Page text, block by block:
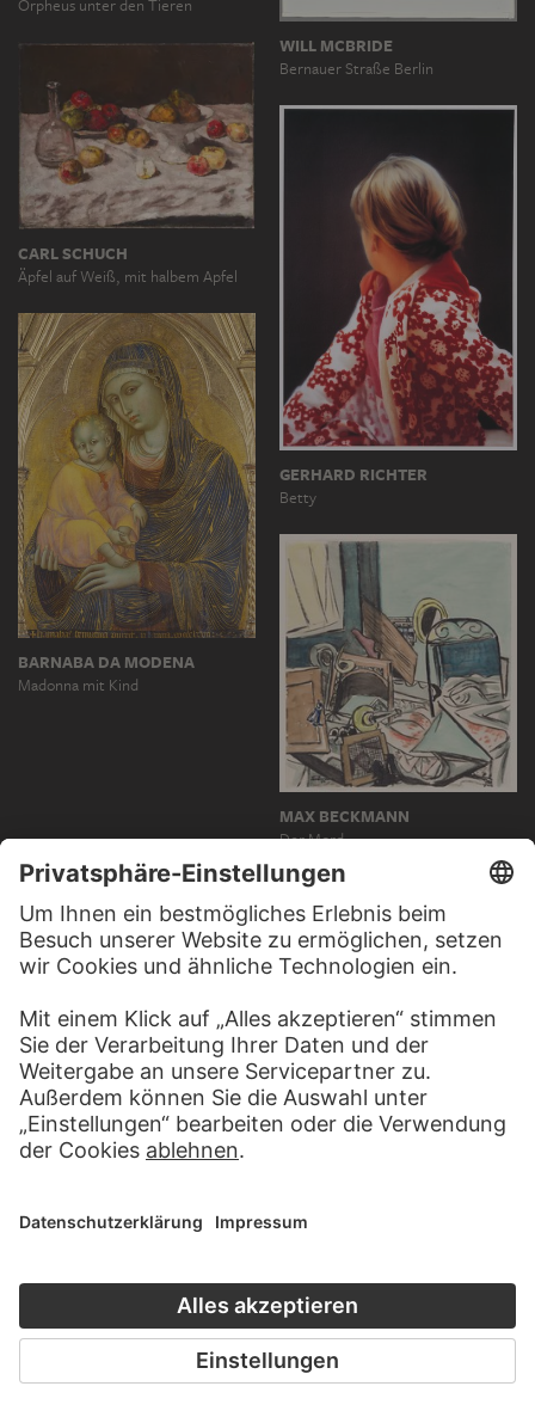
Orpheus unter den Tieren
WILL MCBRIDE
Bernauer Straße Berlin
CARL SCHUCH
Äpfel auf Weiß, mit halbem Apfel
GERHARD RICHTER
Betty
BARNABA DA MODENA
Madonna mit Kind
MAX BECKMANN
Der Mord